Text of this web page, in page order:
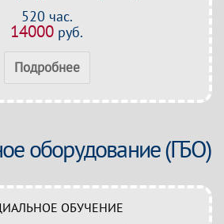
520 час.
14000 руб.
Подробнее
оборудование (ГБО)
ОБУЧЕНИЕ